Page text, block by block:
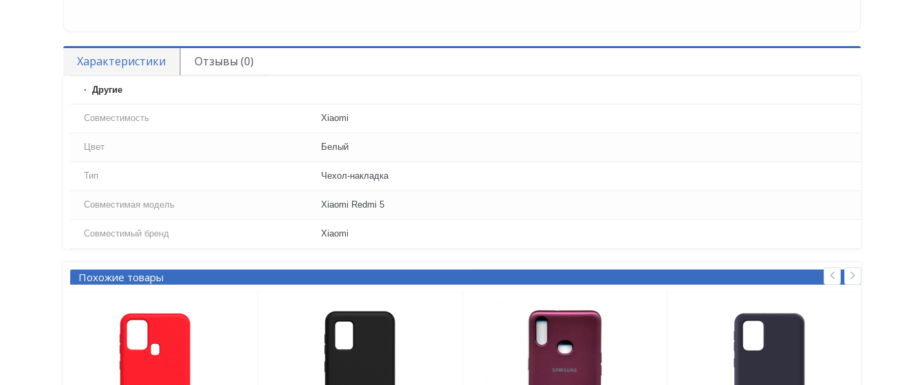
Характеристики Отзывы (0)
Другие
Совместимость Xiaomi
Цвет Белый
Тип Чехол-накладка
Совместимая модель Xiaomi Redmi 5
Совместимый бренд Xiaomi
Похожие товары